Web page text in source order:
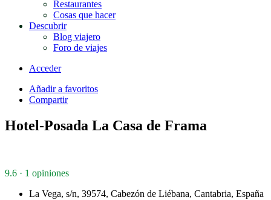
Restaurantes
Cosas que hacer
Descubrir
Blog viajero
Foro de viajes
Acceder
Añadir a favoritos
Compartir
Hotel-Posada La Casa de Frama
9.6 · 1 opiniones
La Vega, s/n, 39574, Cabezón de Liébana, Cantabria, España